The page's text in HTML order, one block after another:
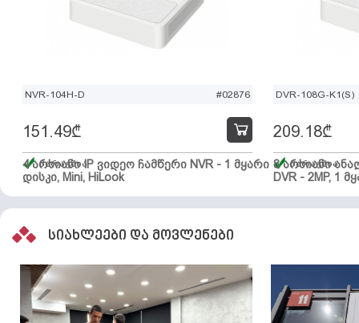
NVR-104H-D #02876
4 არხიანი IP ვიდეო ჩამწერი NVR - 1 მყარი
დისკი, Mini, HiLook
151.49₾
მარაგშია
DVR-108G-K1(S)
8 არხიანი
DVR - 2MP, 1
209.18₾
მარაგშია
სიახლეები და მოვლენები